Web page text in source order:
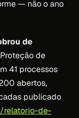
— não o ano
de
de
41 processos
abertos,
publicado
relatorio-de-